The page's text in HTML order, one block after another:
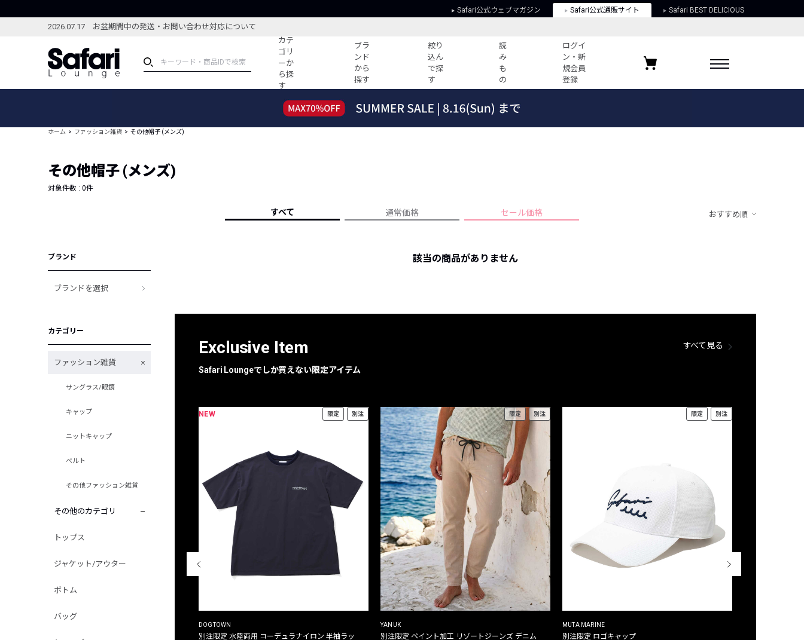
Safari公式ウェブマガジン Safari公式通販サイト Safari BEST DELICIOUS
2026.07.17 お盆期間中の発送・お問い合わせ対応について
カテ
ゴリ
ーか
ら探
す
ブラ
ンド
から
探す
絞り
込ん
で探
す
読
み
も
の
ログイ
ン・新
規会員
登録
ブランドから探す
新着アイテム
編集部のおすすめアイテム
すべての記事
人気記事ランキング
フォーカスブランド
プライバシーポリシー
お気に入りブランド
ホーム ファッション雑貨 その他帽子 (メンズ)
その他帽子 (メンズ)
対象件数 : 0件
すべて 通常価格 セール価格 おすすめ順
ブランド
ブランドを選択
カテゴリー
ファッション雑貨
サングラス/眼鏡
キャップ
ニットキャップ
ベルト
その他ファッション雑貨
その他のカテゴリ
トップス
ジャケット/アウター
ボトム
バッグ
該当の商品がありません
Exclusive Item
Safari Loungeでしか買えない限定アイテム
すべて見る
NEW 限定 別注
DOGTOWN
別注限定 水陸両用 コーデュラナイロン 半袖ラッ
限定 別注
YANUK
別注限定 ペイント加工 リゾートジーンズ デニム
限定 別注
MUTA MARINE
別注限定 ロゴキャップ